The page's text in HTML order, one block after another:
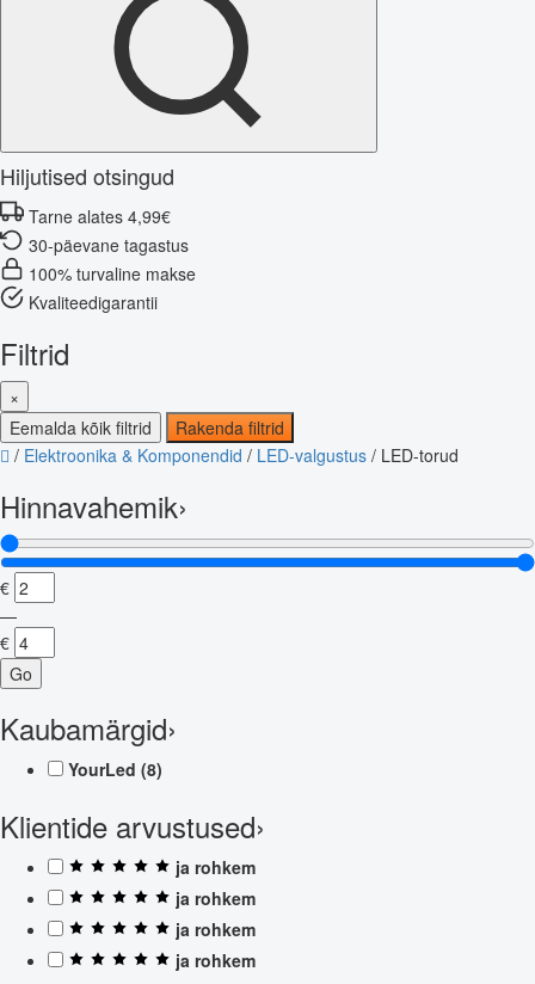
Hiljutised otsingud
Tarne alates 4,99€
30-päevane tagastus
100% turvaline makse
Kvaliteedigarantii
Filtrid
×
Eemalda kõik filtrid
Rakenda filtrid
/ Elektroonika & Komponendid / LED-valgustus / LED-torud
Hinnavahemik›
€
—
€
Go
Kaubamärgid›
YourLed (8)
Klientide arvustused›
ja rohkem
ja rohkem
ja rohkem
ja rohkem